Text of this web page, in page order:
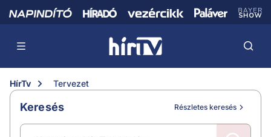
HírTv Tervezet
Keresés Részletes keresés